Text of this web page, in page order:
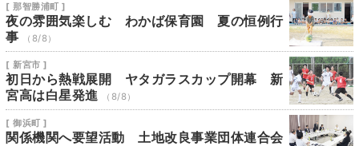
[ 那智勝浦町 ]
夜の雰囲気楽しむ わかば保育園 夏の恒例行
事
（8/8）
[ 新宮市 ]
初日から熱戦展開 ヤタガラスカップ開幕 新
宮高は白星発進
（8/8）
[ 御浜町 ]
関係機関へ要望活動 土地改良事業団体連合会